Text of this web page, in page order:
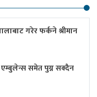
गरेर फर्कने श्रीमान
एम्बुलेन्स समेत पुग्न सक्दैन